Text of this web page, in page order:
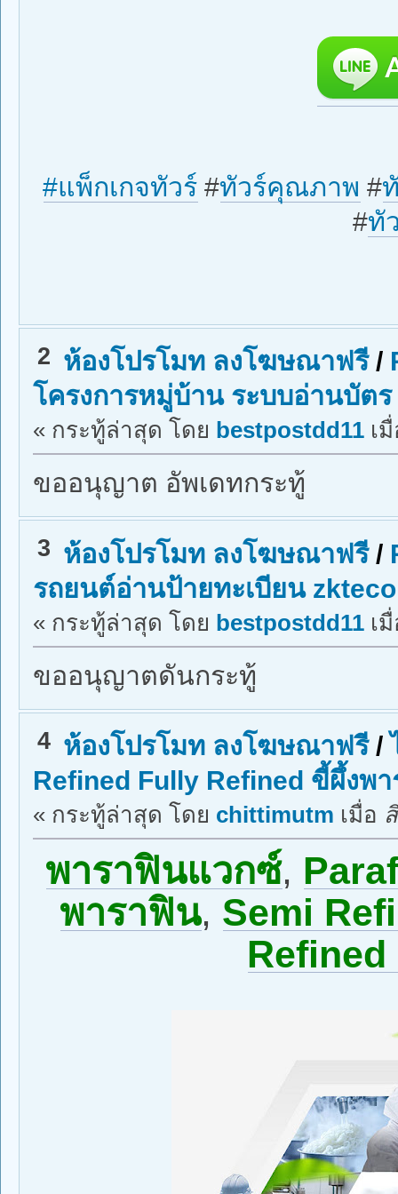
#แพ็กเกจทัวร์ #ทัวร์คุณภาพ #
#ทั
2 ห้องโปรโมท ลงโฆษณาฟรี/
โครงการหมู่บ้าน ระบบอ่านบัต
« กระทู้ล่าสุด โดย bestpostdd11 เ
ขออนุญาต อัพเดทกระทู้
3 ห้องโปรโมท ลงโฆษณาฟรี/
รถยนต์อ่านป้ายทะเบียน
« กระทู้ล่าสุด โดย bestpostdd11 เ
ขออนุญาตดันกระทู้
4 ห้องโปรโมท ลงโฆษณาฟรี/
Refined Fully Refined ขี้ผึ้งพ
« กระทู้ล่าสุด โดย chittimutm เมื่อ
พาราฟินแวกซ์,
พาราฟิน, Semi